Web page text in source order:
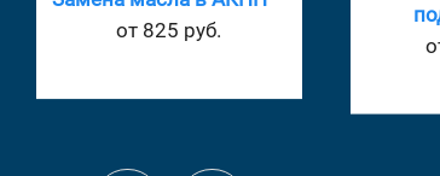
подшипника
от 1155 руб.